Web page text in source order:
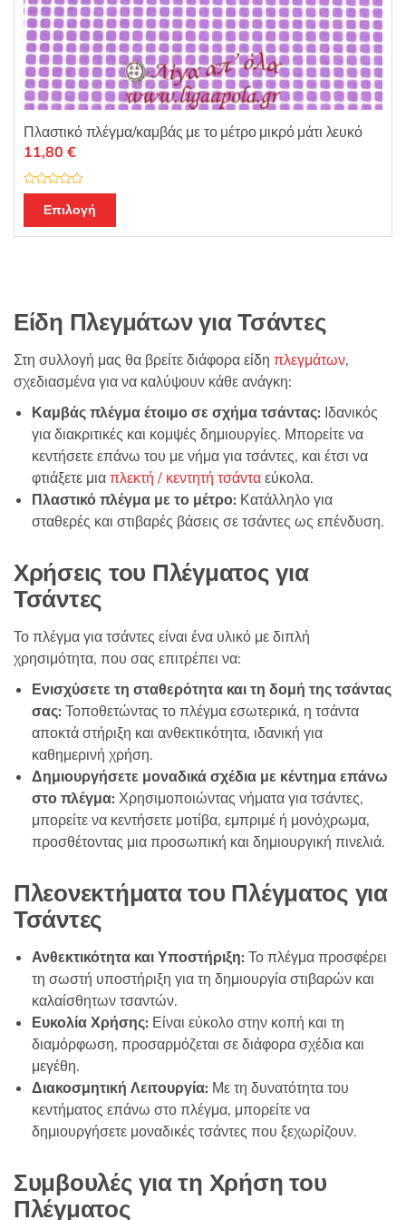
Πλαστικό πλέγμα/καμβάς με το μέτρο μικρό μάτι λευκό
Β
μ
ο
κ
ε
0
α
π
ό
11,80 €
Επιλογή
Είδη Πλεγμάτων για Τσάντες
Στη συλλογή μας θα βρείτε διάφορα είδη πλεγμάτων,
σχεδιασμένα για να καλύψουν κάθε ανάγκη:
Καμβάς πλέγμα έτοιμο σε σχήμα τσάντας: Ιδανικός
για διακριτικές και κομψές δημιουργίες. Μπορείτε να
κεντήσετε επάνω του με νήμα για τσάντες, και έτσι να
φτιάξετε μιαπλεκτή / κεντητή τσάνταεύκολα.
Πλαστικό πλέγμα με το μέτρο: Κατάλληλο για
σταθερές και στιβαρές βάσεις σε τσάντες ως επένδυση.
Χρήσεις του Πλέγματος για
Τσάντες
Το πλέγμα για τσάντες είναι ένα υλικό με διπλή
χρησιμότητα, που σας επιτρέπει να:
Ενισχύσετε τη σταθερότητα και τη δομή της τσάντας
σας: Τοποθετώντας το πλέγμα εσωτερικά, η τσάντα
αποκτά στήριξη και ανθεκτικότητα, ιδανική για
καθημερινή χρήση.
Δημιουργήσετε μοναδικά σχέδια με κέντημα επάνω
στο πλέγμα: Χρησιμοποιώντας νήματα για τσάντες,
μπορείτε να κεντήσετε μοτίβα, εμπριμέ ή μονόχρωμα,
προσθέτοντας μια προσωπική και δημιουργική πινελιά.
Πλεονεκτήματα του Πλέγματος για
Τσάντες
Ανθεκτικότητα και Υποστήριξη: Το πλέγμα προσφέρει
τη σωστή υποστήριξη για τη δημιουργία στιβαρών και
καλαίσθητων τσαντών.
Ευκολία Χρήσης: Είναι εύκολο στην κοπή και τη
διαμόρφωση, προσαρμόζεται σε διάφορα σχέδια και
μεγέθη.
Διακοσμητική Λειτουργία: Με τη δυνατότητα του
κεντήματος επάνω στο πλέγμα, μπορείτε να
δημιουργήσετε μοναδικές τσάντες που ξεχωρίζουν.
Συμβουλές για τη Χρήση του
Πλέγματος